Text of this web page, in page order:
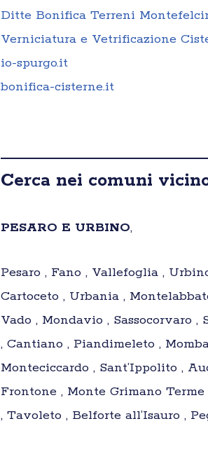
Ditte Bonifica Terreni
Verniciatura e Vetrificazione
io-spurgo.it
bonifica-cisterne.it
Cerca nei comuni
PESARO E URBINO,
Pesaro , Fano , Vallefoglia ,
Cartoceto , Urbania ,
Vado , Mondavio , Sassocorvaro
, Cantiano , Piandimeleto ,
Monteciccardo , Sant’Ippolito ,
Frontone , Monte Grimano
, Tavoleto , Belforte all’Isauro ,